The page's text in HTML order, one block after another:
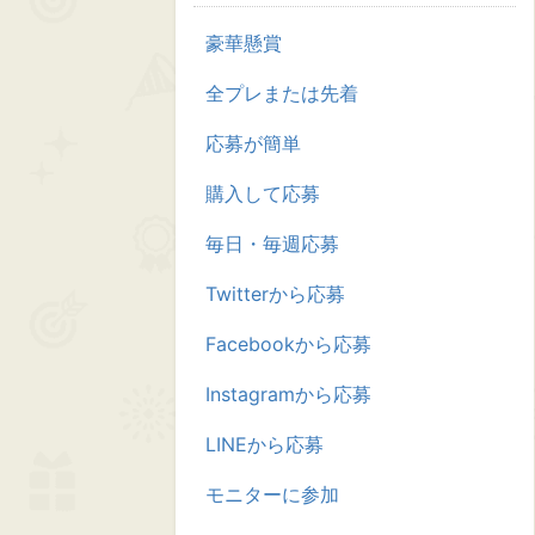
豪華懸賞
全プレまたは先着
応募が簡単
購入して応募
毎日・毎週応募
Twitterから応募
Facebookから応募
Instagramから応募
LINEから応募
モニターに参加